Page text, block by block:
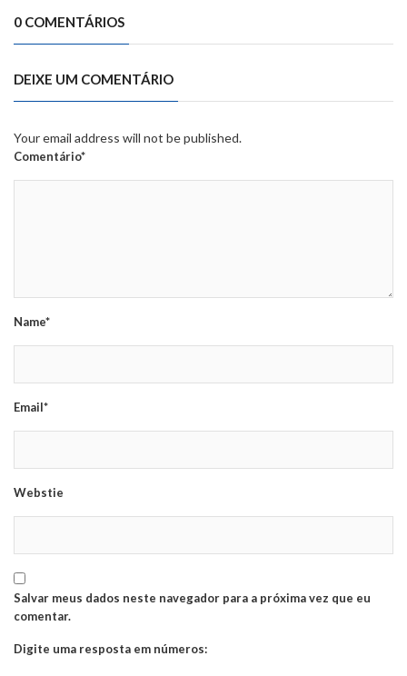
0 COMENTÁRIOS
DEIXE UM COMENTÁRIO
Your email address will not be published.
Comentário*
Name*
Email*
Webstie
Salvar meus dados neste navegador para a próxima vez que eu
comentar.
Digite uma resposta em números: